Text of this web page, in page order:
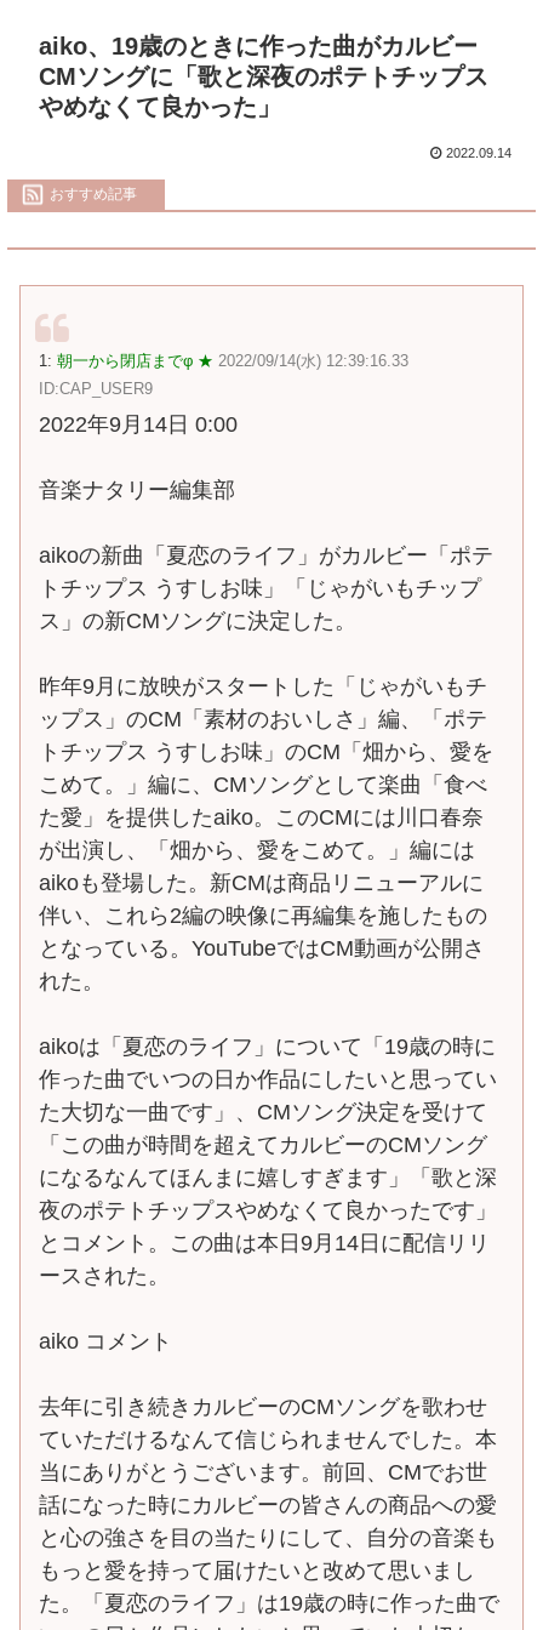
aiko、19歳のときに作った曲がカルビー
CMソングに「歌と深夜のポテトチップス
やめなくて良かった」
2022.09.14
おすすめ記事
1: 朝一から閉店までφ ★ 2022/09/14(水) 12:39:16.33
ID:CAP_USER9
2022年9月14日 0:00
音楽ナタリー編集部
aikoの新曲「夏恋のライフ」がカルビー「ポテ
トチップス うすしお味」「じゃがいもチップ
ス」の新CMソングに決定した。
昨年9月に放映がスタートした「じゃがいもチ
ップス」のCM「素材のおいしさ」編、「ポテ
トチップス うすしお味」のCM「畑から、愛を
こめて。」編に、CMソングとして楽曲「食べ
た愛」を提供したaiko。このCMには川口春奈
が出演し、「畑から、愛をこめて。」編には
aikoも登場した。新CMは商品リニューアルに
伴い、これら2編の映像に再編集を施したもの
となっている。YouTubeではCM動画が公開さ
れた。
aikoは「夏恋のライフ」について「19歳の時に
作った曲でいつの日か作品にしたいと思ってい
た大切な一曲です」、CMソング決定を受けて
「この曲が時間を超えてカルビーのCMソング
になるなんてほんまに嬉しすぎます」「歌と深
夜のポテトチップスやめなくて良かったです」
とコメント。この曲は本日9月14日に配信リリ
ースされた。
aiko コメント
去年に引き続きカルビーのCMソングを歌わせ
ていただけるなんて信じられませんでした。本
当にありがとうございます。前回、CMでお世
話になった時にカルビーの皆さんの商品への愛
と心の強さを目の当たりにして、自分の音楽も
もっと愛を持って届けたいと改めて思いまし
た。「夏恋のライフ」は19歳の時に作った曲で